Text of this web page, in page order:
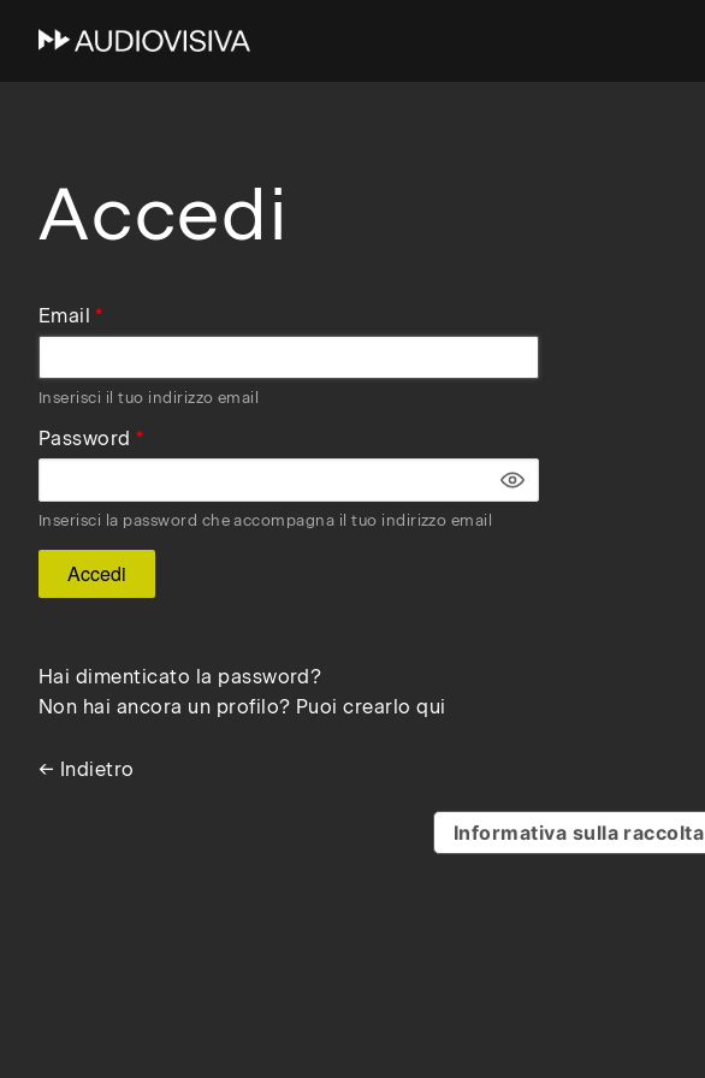
Skip
Accedi
Email
Inserisci il tuo indirizzo email
Password
Inserisci la password che accompagna il tuo indirizzo email
Hai dimenticato la password?
Non hai ancora un profilo? Puoi crearlo qui
← Indietro
Informativa sulla raccolta